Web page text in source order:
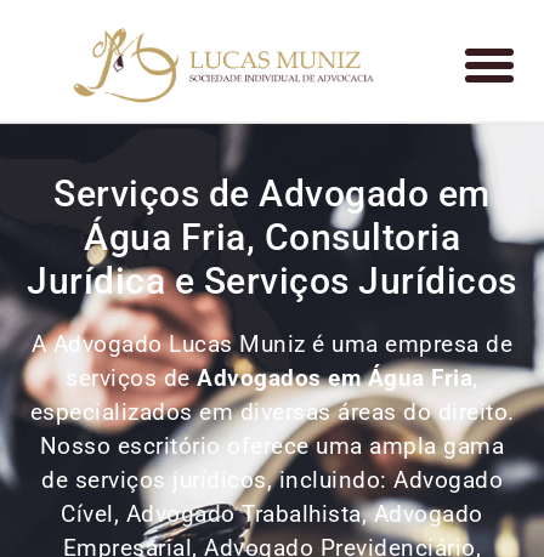
Serviços de Advogado em
Água Fria, Consultoria
Jurídica e Serviços Jurídicos
A Advogado Lucas Muniz é uma empresa de
serviços deAdvogadosem Água Fria,
especializados em diversas áreas do direito.
Nosso escritório oferece uma ampla gama
de serviços jurídicos, incluindo: Advogado
Cível, Advogado Trabalhista, Advogado
Empresarial, Advogado Previdenciário,